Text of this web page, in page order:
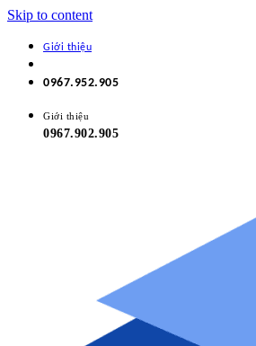
Skip to content
Giới thiệu
0967.952.905
Giới thiệu
0967.902.905